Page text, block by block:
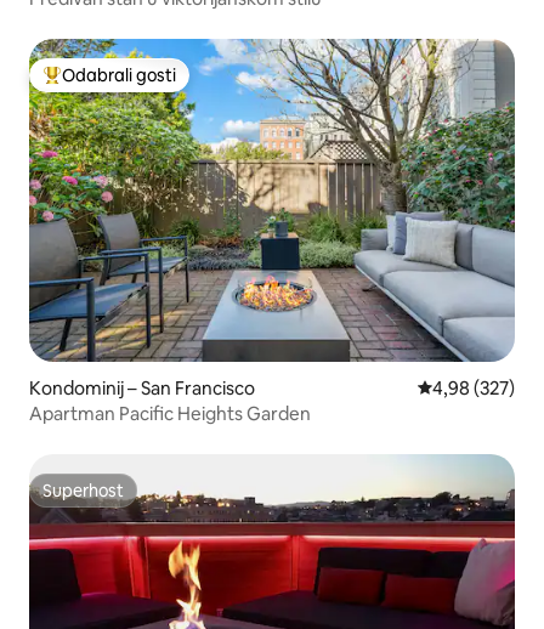
Među najviše rangiranima s oznakom „Odabrali gosti”
Odabrali gosti
Kondominij – San Francisco Prosječna
4,98 (327)
Apartman Pacific Heights Garden
Superhost
Superhost